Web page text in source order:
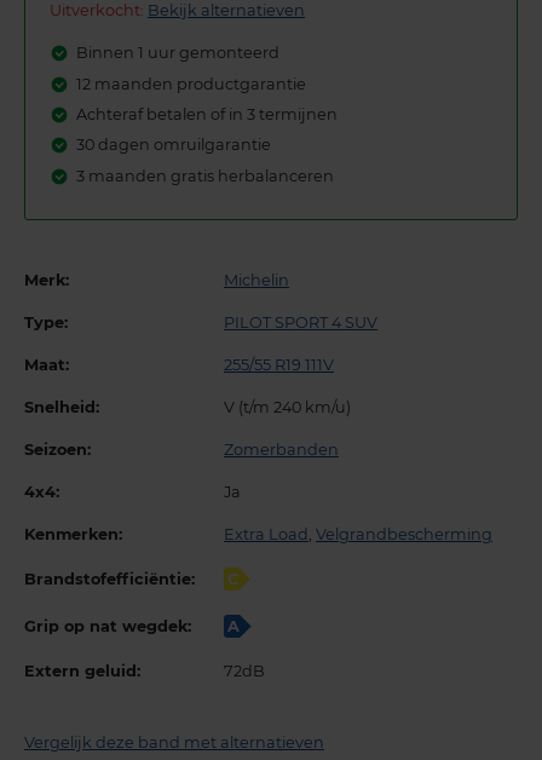
Uitverkocht: Bekijk alternatieven
Binnen 1 uur gemonteerd
12 maanden productgarantie
Achteraf betalen of in 3 termijnen
30 dagen omruilgarantie
3 maanden gratis herbalanceren
Merk: Michelin
Type: PILOT SPORT 4 SUV
Maat: 255/55 R19 111V
Snelheid: V (t/m 240 km/u)
Seizoen: Zomerbanden
4x4: Ja
Kenmerken: Extra Load , Velgrandbescherming
Brandstofefficiëntie: C
Grip op nat wegdek: A
Extern geluid: 72dB
Vergelijk deze band met alternatieven